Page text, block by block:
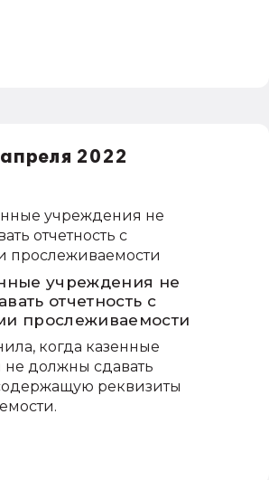
2022
учреждения не
отчетность с
прослеживаемости
когда казенные
должны сдавать
реквизиты